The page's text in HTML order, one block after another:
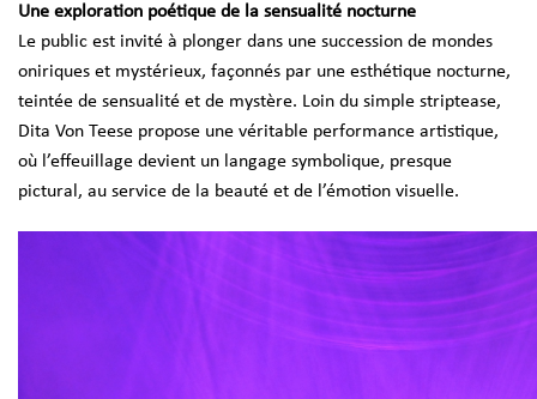
Une exploration poétique de la sensualité nocturne
Le public est invité à plonger dans une succession de mondes
oniriques et mystérieux, façonnés par une esthétique nocturne,
teintée de sensualité et de mystère. Loin du simple striptease,
Dita Von Teese propose une véritable performance artistique,
où l’effeuillage devient un langage symbolique, presque
pictural, au service de la beauté et de l’émotion visuelle.